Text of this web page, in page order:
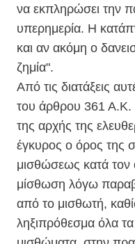
να εκπληρώσει την
υπερημερία. Η
και αν ακόμη ο
ζημία".
Από τις διατάξεις
του άρθρου 361 Α.Κ.
της αρχής της
έγκυρος ο όρος της
μισθώσεως κατά τον
μίσθωση λόγω
από το μισθωτή,
ληξιπρόθεσμα όλα